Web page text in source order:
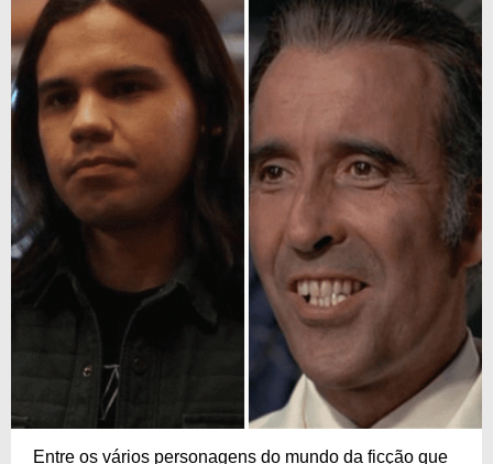
Entre os vários personagens do mundo da ficção que